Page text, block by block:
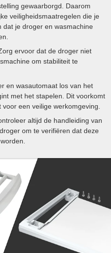
gewaarborgd. Daarom
veiligheidsmaatregelen die je
je droger en wasmachine
ervoor dat de droger niet
om stabiliteit te
en wasautomaat los van het
met het stapelen​. Dit voorkomt
een veilige werkomgeving​.
altijd de handleiding van
om te verifiëren dat deze